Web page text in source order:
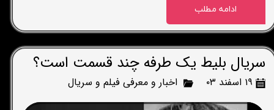
ادامه مطلب
سریال بلیط یک طرفه چند قسمت است؟
۱۹ اسفند ۰۳ اخبار و معرفی فیلم و سریال